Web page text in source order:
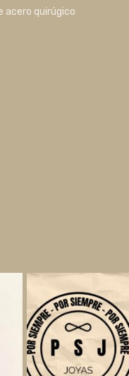
acero quirúgico